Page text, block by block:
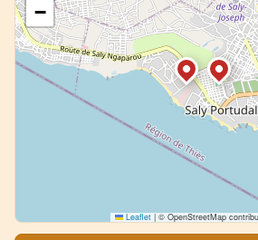
−
Leaflet | © OpenStreetMap